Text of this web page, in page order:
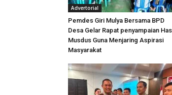
Advertorial
Pemdes Giri Mulya Bersama BPD
Desa Gelar Rapat penyampaian
Musdus Guna Menjaring Aspirasi
Masyarakat